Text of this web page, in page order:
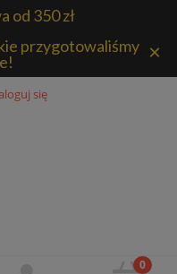
od 350 zł
przygotowaliśmy ×
się